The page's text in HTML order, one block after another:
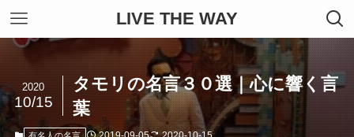
LIVE THE WAY
タモリの名言３０選｜心に響く言
葉
2020
10/15